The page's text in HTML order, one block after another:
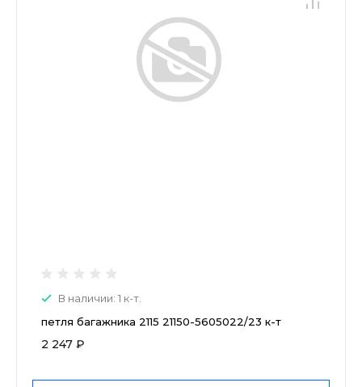
В наличии: 1 к-т.
петля багажника 2115 21150-5605022/23 к-т
2 247 ₽